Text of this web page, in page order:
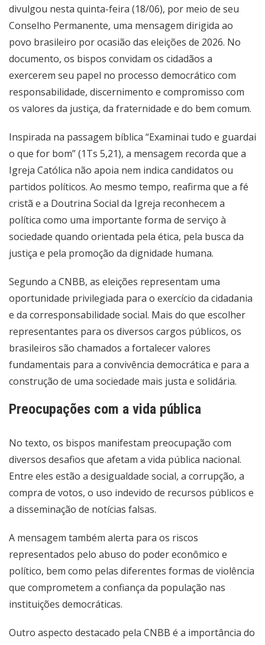
divulgou nesta quinta-feira (18/06), por meio de seu
Conselho Permanente, uma mensagem dirigida ao
povo brasileiro por ocasião das eleições de 2026. No
documento, os bispos convidam os cidadãos a
exercerem seu papel no processo democrático com
responsabilidade, discernimento e compromisso com
os valores da justiça, da fraternidade e do bem comum.
Inspirada na passagem bíblica “Examinai tudo e guardai
o que for bom” (1Ts 5,21), a mensagem recorda que a
Igreja Católica não apoia nem indica candidatos ou
partidos políticos. Ao mesmo tempo, reafirma que a fé
cristã e a Doutrina Social da Igreja reconhecem a
política como uma importante forma de serviço à
sociedade quando orientada pela ética, pela busca da
justiça e pela promoção da dignidade humana.
Segundo a CNBB, as eleições representam uma
oportunidade privilegiada para o exercício da cidadania
e da corresponsabilidade social. Mais do que escolher
representantes para os diversos cargos públicos, os
brasileiros são chamados a fortalecer valores
fundamentais para a convivência democrática e para a
construção de uma sociedade mais justa e solidária.
Preocupações com a vida pública
No texto, os bispos manifestam preocupação com
diversos desafios que afetam a vida pública nacional.
Entre eles estão a desigualdade social, a corrupção, a
compra de votos, o uso indevido de recursos públicos e
a disseminação de notícias falsas.
A mensagem também alerta para os riscos
representados pelo abuso do poder econômico e
político, bem como pelas diferentes formas de violência
que comprometem a confiança da população nas
instituições democráticas.
Outro aspecto destacado pela CNBB é a importância do